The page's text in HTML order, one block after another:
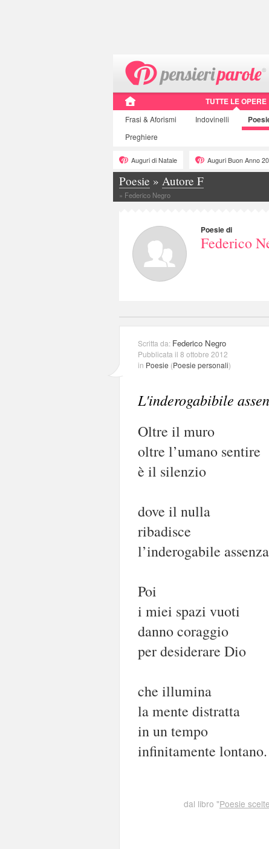
TUTTE LE OPERE
Frasi & Aforismi Indovinelli
Preghiere
Auguri di Natale Auguri Buon Anno
Poesie » Autore F
» Federico Negro
Poesie di
Federico
Scritta da: Federico Negro
Pubblicata il 8 ottobre 2012
in Poesie (Poesie personali)
L'inderogabibile
Oltre il muro
oltre l’umano sentire
è il silenzio
dove il nulla
ribadisce
l’inderogabile
Poi
i miei spazi vuoti
danno coraggio
per desiderare Dio
che illumina
la mente distratta
in un tempo
infinitamente lontano.
dal libro "Poesie